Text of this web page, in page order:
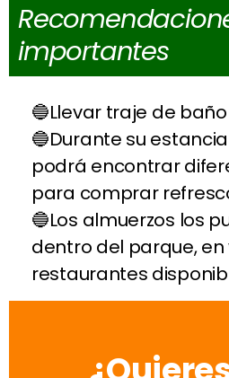
importantes
Llevar traje de baño
Durante su
podrá encontrar
para comprar
Los almuerzos los
dentro del parque, en
restaurantes